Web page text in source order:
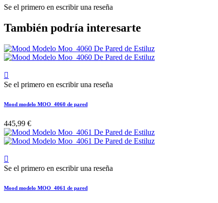
Se el primero en escribir una reseña
También podría interesarte

Se el primero en escribir una reseña
Mood modelo MOO_4060 de pared
445,99 €

Se el primero en escribir una reseña
Mood modelo MOO_4061 de pared